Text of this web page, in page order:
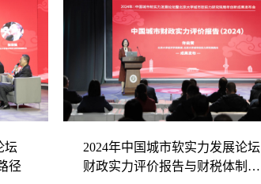
坛
径
2024年中国城市软实力发展论坛
财政实力评价报告与财税体制改